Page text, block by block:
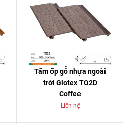
Tấm ốp gỗ nhựa ngoài
trời Glotex TO2D
Coffee
Liên hệ